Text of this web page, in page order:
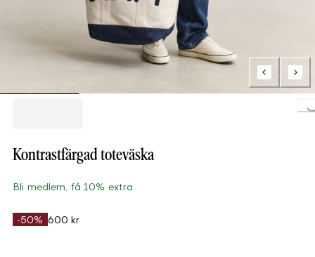
Kontrastfärgad toteväska
Bli medlem, få 10% extra
-50% 600 kr